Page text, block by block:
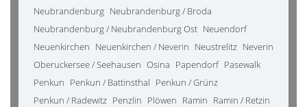
Neubrandenburg Neubrandenburg / Broda
Neubrandenburg / Neubrandenburg Ost Neuendorf
Neuenkirchen Neuenkirchen / Neverin Neustrelitz Neverin
Oberuckersee / Seehausen Osina Papendorf Pasewalk
Penkun Penkun / Battinsthal Penkun / Grünz
Penkun / Radewitz Penzlin Plöwen Ramin Ramin / Retzin